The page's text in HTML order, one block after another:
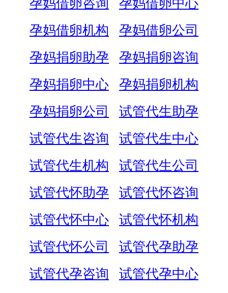
孕妈借卵咨询
孕妈借卵中心
孕妈借卵机构
孕妈借卵公司
孕妈捐卵助孕
孕妈捐卵咨询
孕妈捐卵中心
孕妈捐卵机构
孕妈捐卵公司
试管代生助孕
试管代生咨询
试管代生中心
试管代生机构
试管代生公司
试管代怀助孕
试管代怀咨询
试管代怀中心
试管代怀机构
试管代怀公司
试管代孕助孕
试管代孕咨询
试管代孕中心